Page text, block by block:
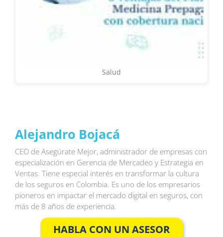
Salud
Alejandro Bojacá
CEO de Asegúrate Mejor, administrador de empresas con
especialización en Gerencia de Mercadeo y Estrategia en
Ventas. Tiene especial interés en transformar la cultura
de los seguros en Colombia. Es uno de los empresarios
pioneros en impactar el mercado digital en seguros, con
más de 8 años de experiencia.
HABLA CON UN ASESOR